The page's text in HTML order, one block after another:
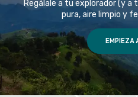
Regálale a tu explorador (y a
pura, aire limpio y
EMPIEZA